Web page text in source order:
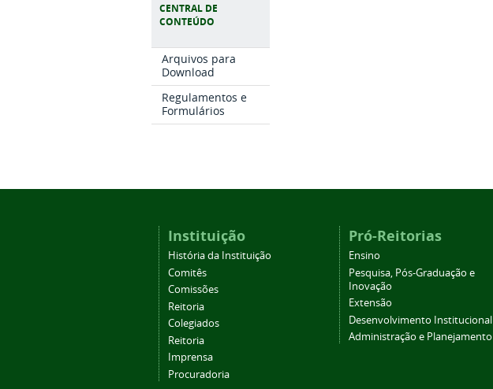
CENTRAL DE
CONTEÚDO
Arquivos para
Download
Regulamentos e
Formulários
Instituição
História da Instituição
Comitês
Comissões
Reitoria
Colegiados
Reitoria
Imprensa
Procuradoria
Pró-Reitorias
Ensino
Pesquisa, Pós-Graduação e
Inovação
Extensão
Desenvolvimento Institucional
Administração e Planejamento